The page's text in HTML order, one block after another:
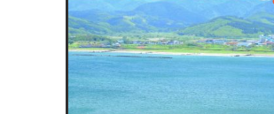
ます。しかし、地元の祭りや伝統行事
で、新旧の文化が調和している点も
大きな魅力です。このように、矢巾町
伝統が共存する魅力的な場所です。